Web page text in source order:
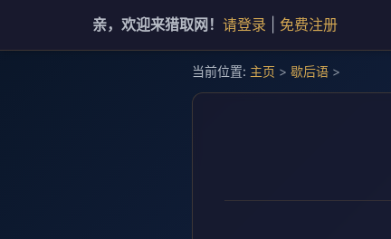
亲，欢迎来猎取网！ 请登录 免费注册
当前位置: 主页 > 歇后语 >